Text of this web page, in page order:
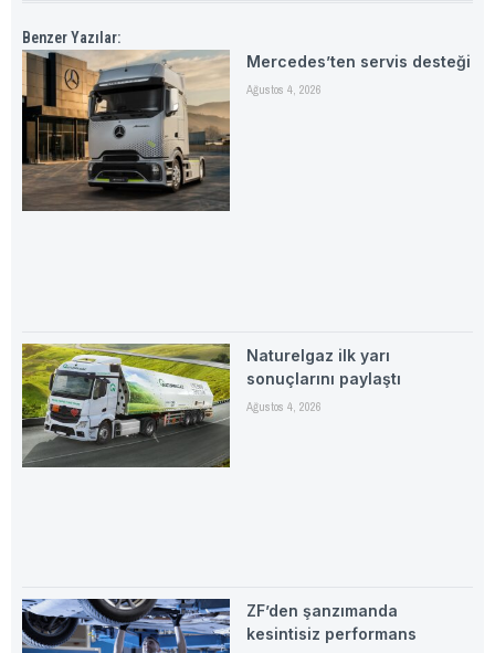
Benzer Yazılar:
Mercedes’ten servis desteği
Ağustos 4, 2026
Naturelgaz ilk yarı
sonuçlarını paylaştı
Ağustos 4, 2026
ZF’den şanzımanda
kesintisiz performans